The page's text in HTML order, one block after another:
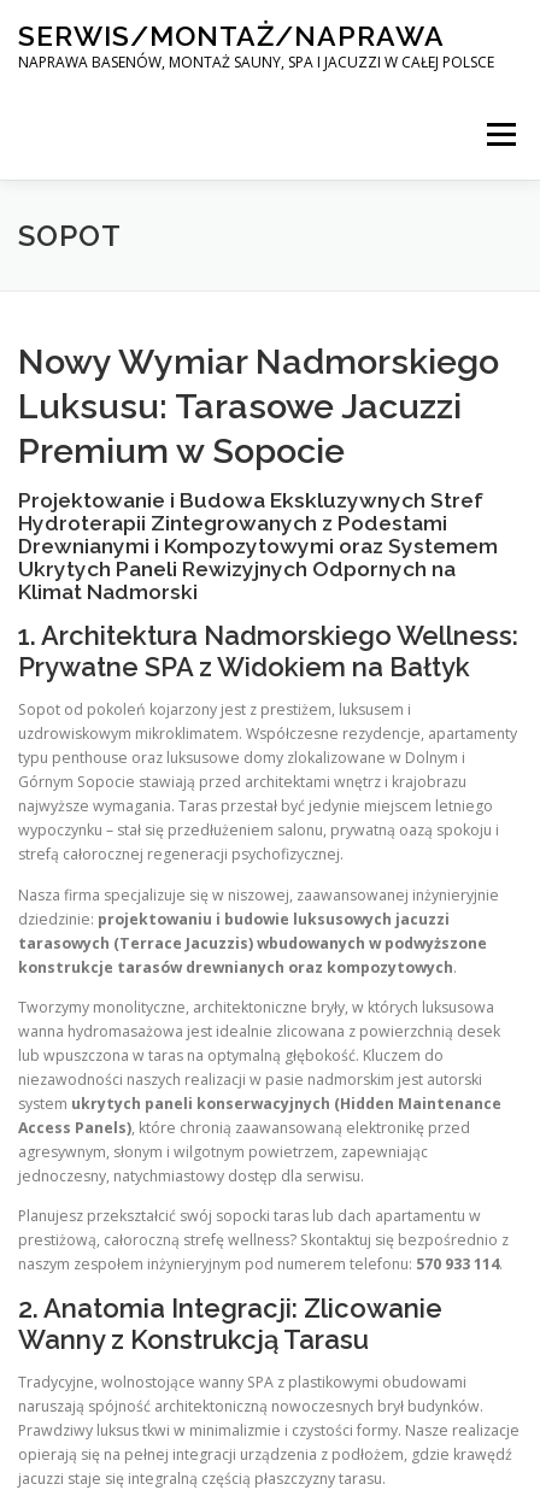
content
SERWIS/MONTAŻ/NAPRAWA
NAPRAWA BASENÓW, MONTAŻ SAUNY, SPA I JACUZZI W CAŁEJ POLSCE
Menu
SPA SERWIS
KONTAKT
SOPOT
Nowy Wymiar Nadmorskiego
Luksusu: Tarasowe Jacuzzi
Premium w Sopocie
Projektowanie i Budowa Ekskluzywnych Stref
Hydroterapii Zintegrowanych z Podestami
Drewnianymi i Kompozytowymi oraz Systemem
Ukrytych Paneli Rewizyjnych Odpornych na
Klimat Nadmorski
1. Architektura Nadmorskiego Wellness:
Prywatne SPA z Widokiem na Bałtyk
Sopot od pokoleń kojarzony jest z prestiżem, luksusem i
uzdrowiskowym mikroklimatem. Współczesne rezydencje, apartamenty
typu penthouse oraz luksusowe domy zlokalizowane w Dolnym i
Górnym Sopocie stawiają przed architektami wnętrz i krajobrazu
najwyższe wymagania. Taras przestał być jedynie miejscem letniego
wypoczynku – stał się przedłużeniem salonu, prywatną oazą spokoju i
strefą całorocznej regeneracji psychofizycznej.
Nasza firma specjalizuje się w niszowej, zaawansowanej inżynieryjnie
dziedzinie: projektowaniu i budowie luksusowych jacuzzi
tarasowych (Terrace Jacuzzis) wbudowanych w podwyższone
konstrukcje tarasów drewnianych oraz kompozytowych.
Tworzymy monolityczne, architektoniczne bryły, w których luksusowa
wanna hydromasażowa jest idealnie zlicowana z powierzchnią desek
lub wpuszczona w taras na optymalną głębokość. Kluczem do
niezawodności naszych realizacji w pasie nadmorskim jest autorski
system ukrytych paneli konserwacyjnych (Hidden Maintenance
Access Panels), które chronią zaawansowaną elektronikę przed
agresywnym, słonym i wilgotnym powietrzem, zapewniając
jednoczesny, natychmiastowy dostęp dla serwisu.
Planujesz przekształcić swój sopocki taras lub dach apartamentu w
prestiżową, całoroczną strefę wellness? Skontaktuj się bezpośrednio z
naszym zespołem inżynieryjnym pod numerem telefonu: 570 933 114.
2. Anatomia Integracji: Zlicowanie
Wanny z Konstrukcją Tarasu
Tradycyjne, wolnostojące wanny SPA z plastikowymi obudowami
naruszają spójność architektoniczną nowoczesnych brył budynków.
Prawdziwy luksus tkwi w minimalizmie i czystości formy. Nasze realizacje
opierają się na pełnej integracji urządzenia z podłożem, gdzie krawędź
jacuzzi staje się integralną częścią płaszczyzny tarasu.